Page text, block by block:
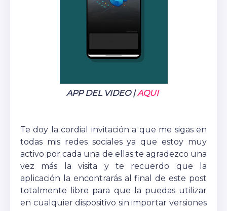
APP DEL VIDEO |AQUI
Te doy la cordial invitación a que me sigas en
todas mis redes sociales ya que estoy muy
activo por cada una de ellas te agradezco una
vez más la visita y te recuerdo que la
aplicación la encontrarás al final de este post
totalmente libre para que la puedas utilizar
en cualquier dispositivo sin importar versiones